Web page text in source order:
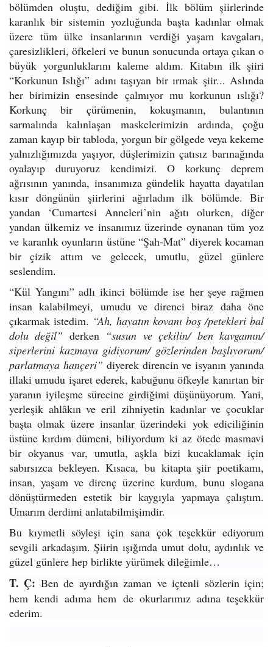
bölümden oluştu, dediğim gibi. İlk bölüm şiirlerinde
karanlık bir sistemin yozluğunda başta kadınlar olmak
üzere tüm ülke insanlarının verdiği yaşam kavgaları,
çaresizlikleri, öfkeleri ve bunun sonucunda ortaya çıkan o
büyük yorgunluklarını kaleme aldım. Kitabın ilk şiiri
“Korkunun Islığı” adını taşıyan bir ırmak şiir... Aslında
her birimizin ensesinde çalmıyor mu korkunun ıslığı?
Korkunç bir çürümenin, kokuşmanın, bulantının
sarmalında kalınlaşan maskelerimizin ardında, çoğu
zaman kayıp bir tabloda, yorgun bir gölgede veya kekeme
yalnızlığımızda yaşıyor, düşlerimizin çatısız barınağında
oyalayıp duruyoruz kendimizi. O korkunç deprem
ağrısının yanında, insanımıza gündelik hayatta dayatılan
kısır döngünün şiirlerini ağırladım ilk bölümde. Bir
yandan ‘Cumartesi Anneleri’nin ağıtı olurken, diğer
yandan ülkemiz ve insanımız üzerinde oynanan tüm yoz
ve karanlık oyunların üstüne “Şah-Mat” diyerek kocaman
bir çizik attım ve gelecek, umutlu, güzel günlere
seslendim.
“Kül Yangını” adlı ikinci bölümde ise her şeye rağmen
insan kalabilmeyi, umudu ve direnci biraz daha öne
çıkarmak istedim. “Ah, hayatın kovanı boş /petekleri bal
dolu değil” derken “susun ve çekilin/ ben kavgamın/
siperlerini kazmaya gidiyorum/ gözlerinden başlıyorum/
parlatmaya hançeri” diyerek direncin ve isyanın yanında
illaki umudu işaret ederek, kabuğunu öfkeyle kanırtan bir
yaranın iyileşme sürecine girdiğimi düşünüyorum. Yani,
yerleşik ahlâkın ve eril zihniyetin kadınlar ve çocuklar
başta olmak üzere insanlar üzerindeki yok ediciliğinin
üstüne kırdım dümeni, biliyordum ki az ötede masmavi
bir okyanus var, umutla, aşkla bizi kucaklamak için
sabırsızca bekleyen. Kısaca, bu kitapta şiir poetikamı,
insan, yaşam ve direnç üzerine kurdum, bunu slogana
dönüştürmeden estetik bir kaygıyla yapmaya çalıştım.
Umarım derdimi anlatabilmişimdir.
Bu kıymetli söyleşi için sana çok teşekkür ediyorum
sevgili arkadaşım. Şiirin ışığında umut dolu, aydınlık ve
güzel günlere hep birlikte yürümek dileğimle…
T. Ç: Ben de ayırdığın zaman ve içtenli sözlerin için;
hem kendi adıma hem de okurlarımız adına teşekkür
ederim.